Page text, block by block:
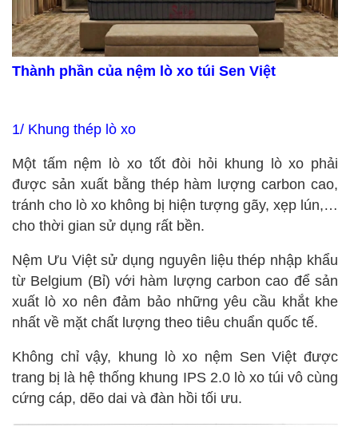
Thành phần của nệm lò xo túi Sen Việt
1/ Khung thép lò xo
Một tấm nệm lò xo tốt đòi hỏi khung lò xo phải
được sản xuất bằng thép hàm lượng carbon cao,
tránh cho lò xo không bị hiện tượng gãy, xẹp lún,…
cho thời gian sử dụng rất bền.
Nệm Ưu Việt sử dụng nguyên liệu thép nhập khẩu
từ Belgium (Bỉ) với hàm lượng carbon cao để sản
xuất lò xo nên đảm bảo những yêu cầu khắt khe
nhất về mặt chất lượng theo tiêu chuẩn quốc tế.
Không chỉ vậy, khung lò xo nệm Sen Việt được
trang bị là hệ thống khung IPS 2.0 lò xo túi vô cùng
cứng cáp, dẽo dai và đàn hồi tối ưu.